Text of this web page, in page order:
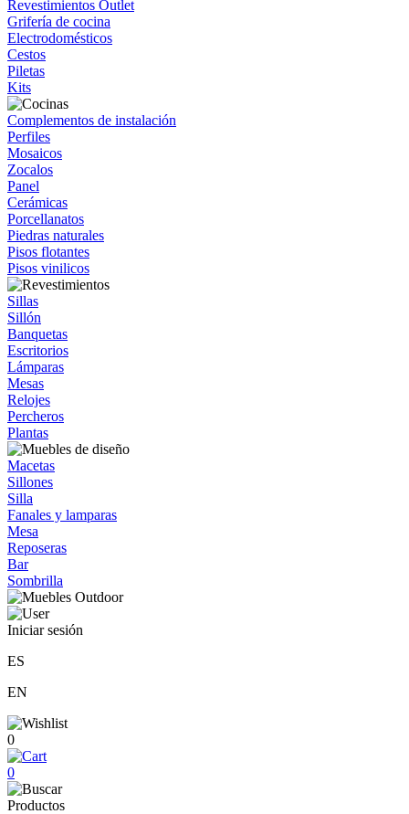
Revestimientos Outlet
Grifería de cocina
Electrodomésticos
Cestos
Piletas
Kits
Complementos de instalación
Perfiles
Mosaicos
Zocalos
Panel
Cerámicas
Porcellanatos
Piedras naturales
Pisos flotantes
Pisos vinilicos
Sillas
Sillón
Banquetas
Escritorios
Lámparas
Mesas
Relojes
Percheros
Plantas
Macetas
Sillones
Silla
Fanales y lamparas
Mesa
Reposeras
Bar
Sombrilla
Iniciar sesión
ES
EN
0
0
Productos